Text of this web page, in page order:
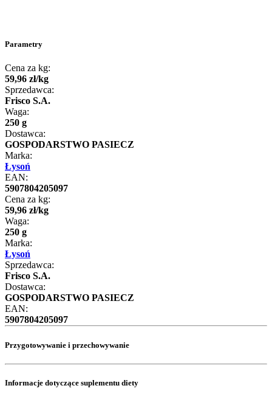
Parametry
Cena za kg:
59,96 zł/kg
Sprzedawca:
Frisco S.A.
Waga:
250 g
Dostawca:
GOSPODARSTWO PASIECZ
Marka:
Łysoń
EAN:
5907804205097
Cena za kg:
59,96 zł/kg
Waga:
250 g
Marka:
Łysoń
Sprzedawca:
Frisco S.A.
Dostawca:
GOSPODARSTWO PASIECZ
EAN:
5907804205097
Przygotowywanie i przechowywanie
Informacje dotyczące suplementu diety